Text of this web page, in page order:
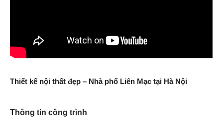
Thiết kế nội thất đẹp – Nhà phố Liên Mạc tại Hà Nội
Thông tin công trình